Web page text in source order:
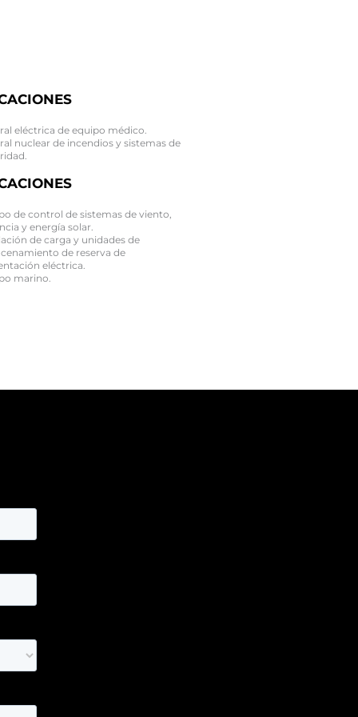
eléctrica de equipo médico.
nuclear de incendios y sistemas de
de control de sistemas de viento,
y energía solar.
de carga y unidades de
de reserva de
eléctrica.
marino.